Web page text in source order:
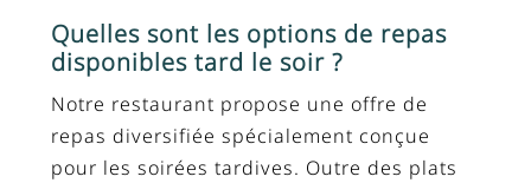
Quelles sont les options de repas
disponibles tard le soir ?
Notre restaurant propose une offre de
repas diversifiée spécialement conçue
pour les soirées tardives. Outre des plats